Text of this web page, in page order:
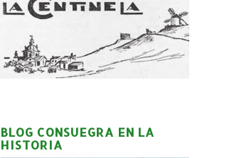
BLOG CONSUEGRA EN LA
HISTORIA